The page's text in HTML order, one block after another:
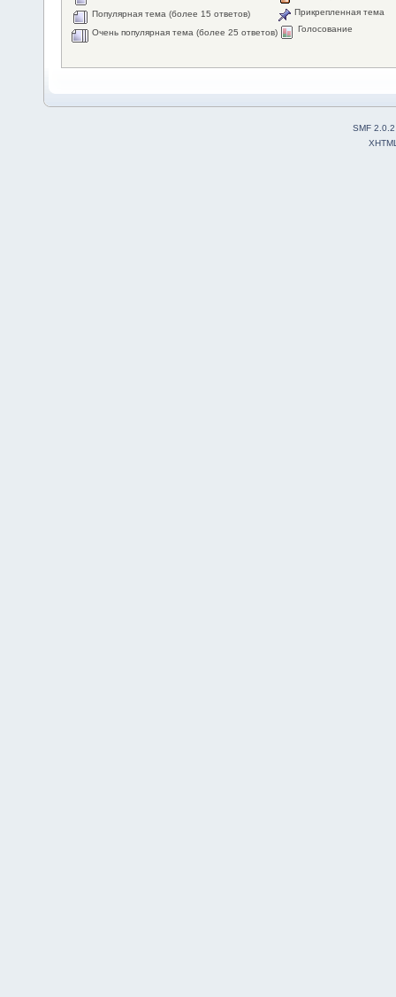
Популярная тема (более 15 ответов)
Очень популярная тема (более 25 ответов)
Прикрепленная тема
Голосование
SMF 2.0.2